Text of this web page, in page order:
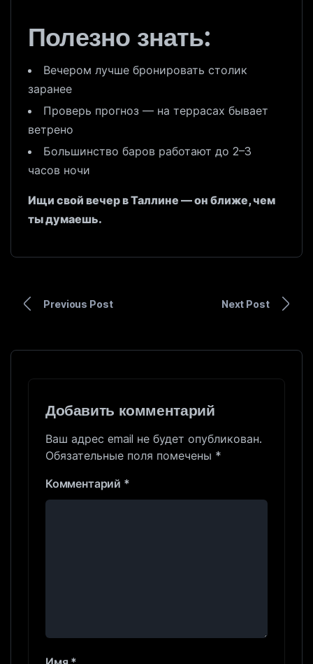
Полезно знать:
Вечером лучше бронировать столик
заранее
Проверь прогноз — на террасах бывает
ветрено
Большинство баров работают до 2–3
часов ночи
Ищи свой вечер в Таллине — он ближе, чем
ты думаешь.
Previous Post Next Post
Добавить комментарий
Ваш адрес email не будет опубликован.
Обязательные поля помечены *
Комментарий *